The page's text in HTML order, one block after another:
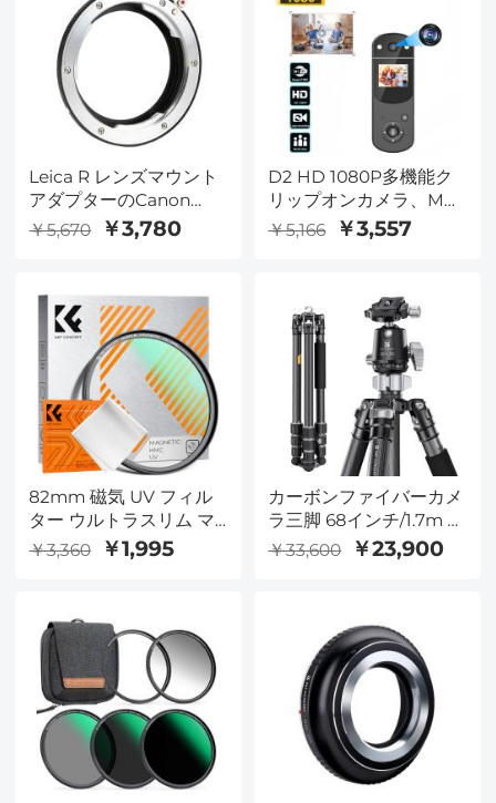
Leica R レンズマウント
アダプターのCanon
EOS カメラ LR-EF
￥5,670 ￥3,780
D2 HD 1080P多機能ク
リップオンカメラ、MP3
付きの身体装着型カメ
スポーツ、家庭、オフィ
スに適しています
￥5,166 ￥3,557
82mm 磁気 UV フィル
ター ウルトラスリム マ
ルチコーティング紫外線
保護レンズフィルター
￥3,360 ￥1,995
カーボンファイバーカメ
ラ三脚 68インチ/1.7m プ
ロ用写真三脚 36mmメ
タルボールヘッド 耐荷
￥33,600 ￥23,900